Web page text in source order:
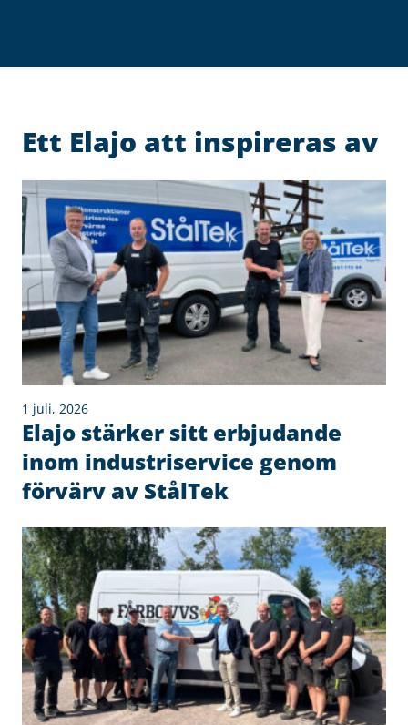
Ett Elajo att inspireras av
1 juli, 2026
Elajo stärker sitt erbjudande
inom industriservice genom
förvärv av StålTek